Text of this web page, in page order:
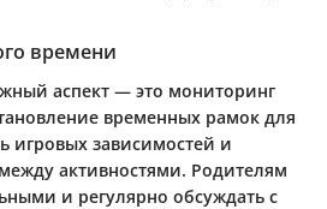
времени
аспект — это мониторинг
временных рамок для
игровых зависимостей и
активностями. Родителям
и регулярно обсуждать с